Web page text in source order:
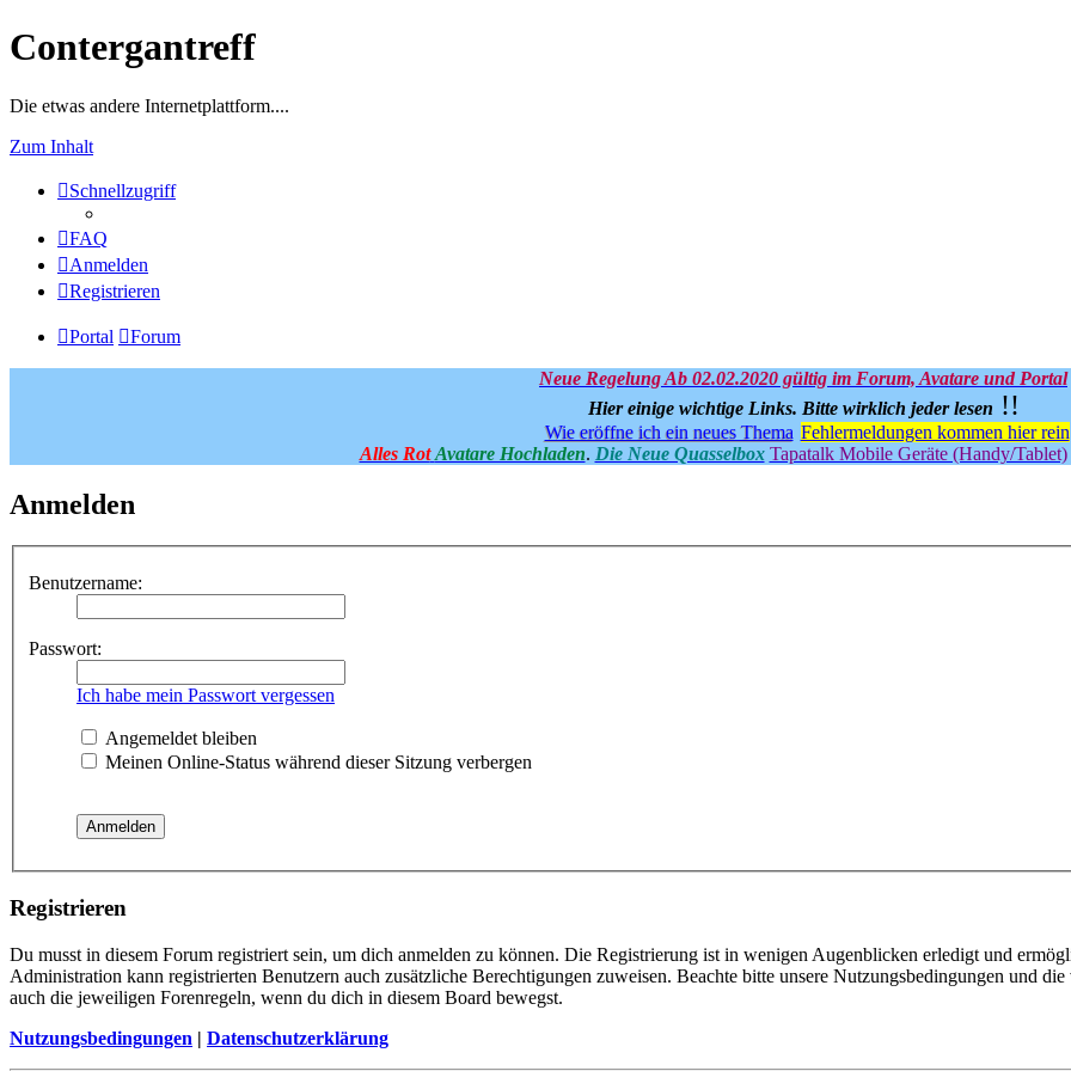
Contergantreff
Die etwas andere Internetplattform....
Zum Inhalt
Schnellzugriff
FAQ
Anmelden
Registrieren
Portal Forum
Neue Regelung Ab 02.02.2020 gültig im Forum, Avatare und Portal
Hier einige wichtige Links. Bitte wirklich jeder lesen !!
Wie eröffne ich ein neues Thema Fehlermeldungen kommen hier rein
Alles Rot Avatare Hochladen. Die Neue Quasselbox Tapatalk Mobile Geräte (Handy/Tablet)
Anmelden
Benutzername:
Passwort:
Ich habe mein Passwort vergessen
Angemeldet bleiben
Meinen Online-Status während dieser Sitzung verbergen
Registrieren
Du musst in diesem Forum registriert sein, um dich anmelden zu können. Die Registrierung ist in wenigen Augenblicken erledigt und
Administration kann registrierten Benutzern auch zusätzliche Berechtigungen zuweisen. Beachte bitte unsere Nutzungsbedingungen und
auch die jeweiligen Forenregeln, wenn du dich in diesem Board bewegst.
Nutzungsbedingungen | Datenschutzerklärung